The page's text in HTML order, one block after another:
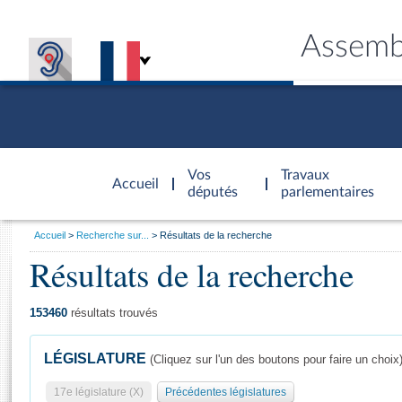
Accueil
d'accueil
Vos
députés
Travaux
parlementaires
Général
Vous
Accueil Recherche sur... Résultats de la recherche
Résultats de la recherche
153460 résultats trouvés
LÉGISLATURE (Cliquez sur l'un des boutons pour faire un choix)
17e législature (X) Précédentes législatures